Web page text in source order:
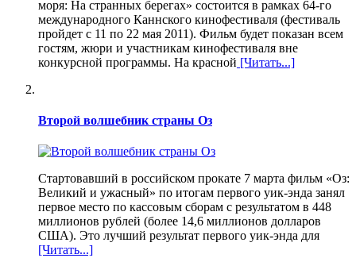
моря: На странных берегах» состоится в рамках 64-го
международного Каннского кинофестиваля (фестиваль
пройдет с 11 по 22 мая 2011). Фильм будет показан всем
гостям, жюри и участникам кинофестиваля вне
конкурсной программы. На красной [Читать...]
Второй волшебник страны Оз
Стартовавший в российском прокате 7 марта фильм «Оз:
Великий и ужасный» по итогам первого уик-энда занял
первое место по кассовым сборам с результатом в 448
миллионов рублей (более 14,6 миллионов долларов
США). Это лучший результат первого уик-энда для
[Читать...]